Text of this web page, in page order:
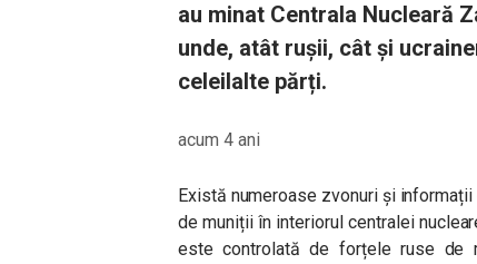
au minat Centrala Nucleară
unde, atât rușii, cât și
celeilalte părți.
acum 4 ani
Există numeroase zvonuri și
de muniții în interiorul centralei
este controlată de forțele ruse de